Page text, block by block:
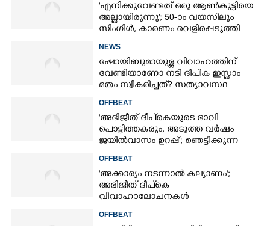
'എനിക്കുവേണ്ടത് ഒരു ആൺകുട്ടിയെ
അല്ലായിരുന്നു'; 50-ാം വയസിലും
സിംഗിൾ, കാരണം വെളിപ്പെടുത്തി
NEWS
ഷോയിബുമായുള്ള വിവാഹത്തിന്
വേണ്ടിയാണോ നടി ദീപിക ഇസ്ലാം
മതം സ്വീകരിച്ചത്? സത്യാവസ്ഥ
OFFBEAT
'അഭിജീത് ദീപ്‌കെയുടെ ഭാവി
പൊട്ടിത്തകരും, അടുത്ത വർഷം
ജയിൽവാസം ഉറപ്പ്'; ഞെട്ടിക്കുന്ന
OFFBEAT
'അക്കാര്യം നടന്നാൽ കല്യാണം';
അഭിജീത് ദീപ്‌കെ
വിവാഹാലോചനകൾ
വ്യക്തമാക്കി അമ്മ
OFFBEAT